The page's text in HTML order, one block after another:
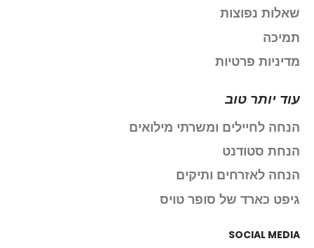
שאלות נפוצות
תמיכה
מדיניות פרטיות
עוד יותר טוב
הנחה לחיילים ומשרתי מילואים
הנחת סטודנט
הנחה לאזרחים ותיקים
גיפט כארד של סופר טויס
SOCIAL MEDIA